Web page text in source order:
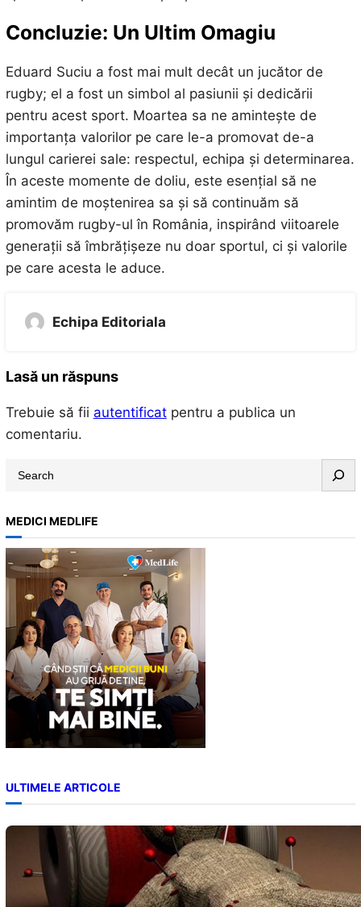
Concluzie: Un Ultim Omagiu
Eduard Suciu a fost mai mult decât un jucător de
rugby; el a fost un simbol al pasiunii și dedicării
pentru acest sport. Moartea sa ne amintește de
importanța valorilor pe care le-a promovat de-a
lungul carierei sale: respectul, echipa și determinarea.
În aceste momente de doliu, este esențial să ne
amintim de moștenirea sa și să continuăm să
promovăm rugby-ul în România, inspirând viitoarele
generații să îmbrățișeze nu doar sportul, ci și valorile
pe care acesta le aduce.
Echipa Editoriala
Lasă un răspuns
Trebuie să fii autentificatpentru a publica un
comentariu.
r
c
h
MEDICI MEDLIFE
ULTIMELE ARTICOLE